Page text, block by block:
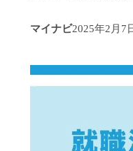
マイナビ2025年2月7